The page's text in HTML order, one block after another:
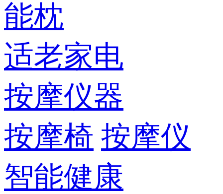
能枕
适老家电
按摩仪器
按摩椅 按摩仪
智能健康